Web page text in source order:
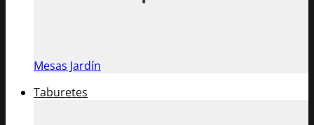
Mesas Jardín
Taburetes